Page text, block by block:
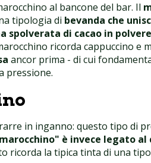
al bancone del bar. Il
tipologia di bevanda che
spolverata di cacao in polvere
ricorda cappuccino e
ancor prima - di cui
pressione.
in inganno: questo tipo di
è invece legato al
ricorda la tipica tinta di una